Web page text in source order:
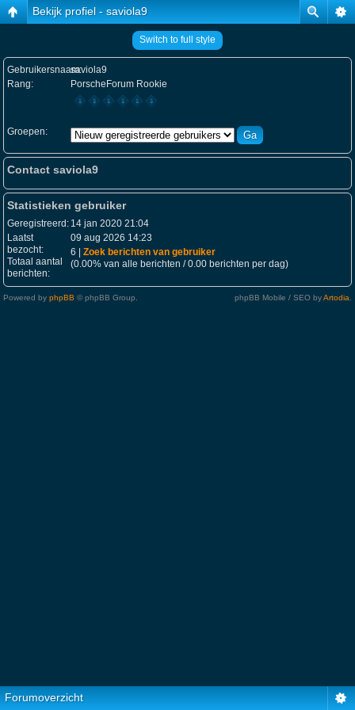
Bekijk profiel - saviola9
Switch to full style
Gebruikersnaam:saviola9
Rang:
PorscheForum Rookie
Groepen:
Contact saviola9
Statistieken gebruiker
Geregistreerd: 14 jan 2020 21:04
Laatst
bezocht:
09 aug 2026 14:23
Totaal aantal
berichten:
6 | Zoek berichten van gebruiker
(0.00% van alle berichten / 0.00 berichten per dag)
Powered by phpBB © phpBB Group. phpBB Mobile / SEO byArtodia
Forumoverzicht